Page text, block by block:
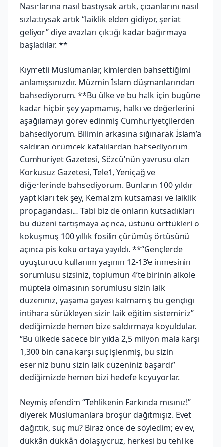
Nasırlarına nasıl bastıysak artık, çıbanlarını nasıl
sızlattıysak artık “laiklik elden gidiyor, şeriat
geliyor” diye avazları çıktığı kadar bağırmaya
başladılar. **
Kıymetli Müslümanlar, kimlerden bahsettiğimi
anlamışsınızdır. Müzmin İslam düşmanlarından
bahsediyorum. **Bu ülke ve bu halk için bugüne
kadar hiçbir şey yapmamış, halkı ve değerlerini
aşağılamayı görev edinmiş Cumhuriyetçilerden
bahsediyorum. Bilimin arkasına sığınarak İslam’a
saldıran örümcek kafalılardan bahsediyorum.
Cumhuriyet Gazetesi, Sözcü’nün yavrusu olan
Korkusuz Gazetesi, Tele1, Yeniçağ ve
diğerlerinde bahsediyorum. Bunların 100 yıldır
yaptıkları tek şey, Kemalizm kutsaması ve laiklik
propagandası… Tabi biz de onların kutsadıkları
bu düzeni tartışmaya açınca, üstünü örttükleri o
kokuşmuş 100 yıllık fosilin çürümüş örtüsünü
açınca pis koku ortaya yayıldı. **“Gençlerde
uyuşturucu kullanım yaşının 12-13’e inmesinin
sorumlusu sizsiniz, toplumun 4’te birinin alkole
müptela olmasının sorumlusu sizin laik
düzeniniz, yaşama gayesi kalmamış bu gençliği
intihara sürükleyen sizin laik eğitim sisteminiz”
dediğimizde hemen bize saldırmaya koyuldular.
“Bu ülkede sadece bir yılda 2,5 milyon mala karşı
1,300 bin cana karşı suç işlenmiş, bu sizin
eseriniz bunu sizin laik düzeniniz başardı”
dediğimizde hemen bizi hedefe koyuyorlar.
Neymiş efendim “Tehlikenin Farkında mısınız!”
diyerek Müslümanlara broşür dağıtmışız. Evet
dağıttık, suç mu? Biraz önce de söyledim; ev ev,
dükkân dükkân dolaşıyoruz, herkesi bu tehlike